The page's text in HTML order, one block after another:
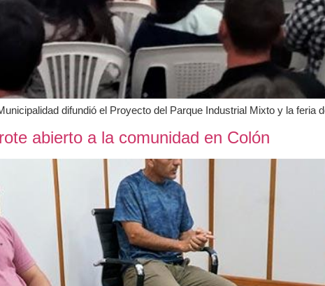
difundió el Proyecto del Parque Industrial Mixto y la feria
abierto a la comunidad en Colón